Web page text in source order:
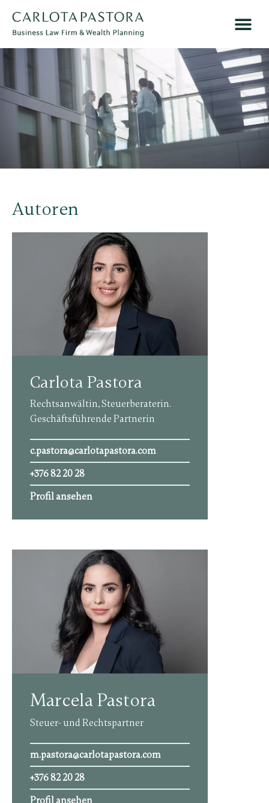
Autoren
Carlota Pastora
Rechtsanwältin, Steuerberaterin.
Geschäftsführende Partnerin
c.pastora@carlotapastora.com
+376 82 20 28
Profil ansehen
Marcela Pastora
Steuer- und Rechtspartner
m.pastora@carlotapastora.com
+376 82 20 28
Profil ansehen